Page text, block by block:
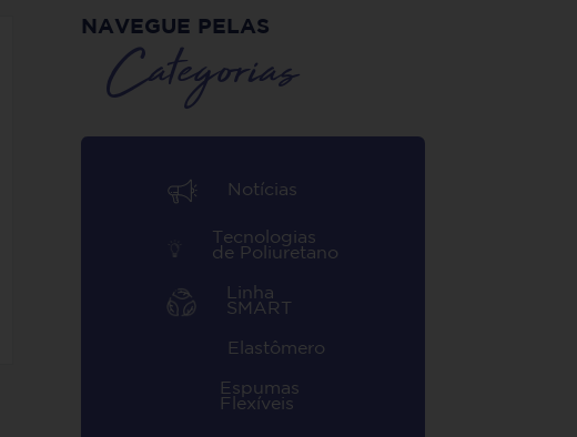
NAVEGUE PELAS
Categorias
Notícias
Tecnologias
de Poliuretano
Linha
SMART
Elastômero
Espumas
Flexíveis